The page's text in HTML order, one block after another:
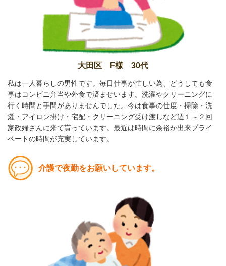
大田区 F様 30代
私は一人暮らしの男性です。毎日仕事が忙しい為、どうしても食
事はコンビニ弁当や外食で済ませいます。洗濯やクリーニングに
行く時間と手間がありませんでした。今は食事の仕度・掃除・洗
濯・アイロン掛け・宅配・クリーニング受け渡しなど週１～２回
家政婦さんに来て貰っています。最近は時間に余裕が出来プライ
ベートの時間が充実しています。
介護で夜勤をお願いしています。